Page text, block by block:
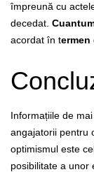
împreună cu
decedat.
acordat în termen
Informațiile de
angajatorii pentru
optimismul este
posibilitate a unor